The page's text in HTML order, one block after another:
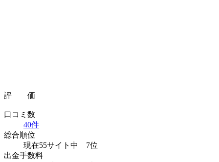
評 価
口コミ数
40件
総合順位
現在55サイト中 7位
出金手数料